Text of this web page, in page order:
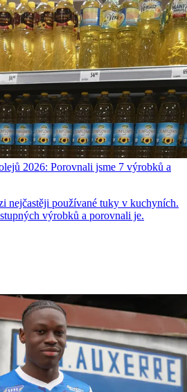
2026: Porovnali jsme 7 výrobků a
nejčastěji používané tuky v kuchyních.
výrobků a porovnali je.